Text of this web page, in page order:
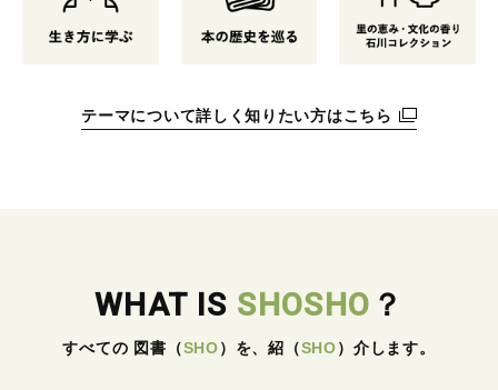
テーマについて詳しく知りたい方はこちら
WHAT IS SHOSHO ？
すべての 図書 （SHO） を、紹 （SHO） 介します。